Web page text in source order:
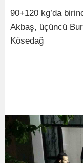
90+120 kg’da
Akbaş, üçüncü
Kösedağ